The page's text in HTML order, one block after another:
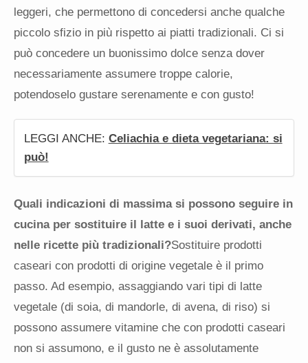
leggeri, che permettono di concedersi anche qualche
piccolo sfizio in più rispetto ai piatti tradizionali. Ci si
può concedere un buonissimo dolce senza dover
necessariamente assumere troppe calorie,
potendoselo gustare serenamente e con gusto!
LEGGI ANCHE: Celiachia e dieta vegetariana: si
può!
Quali indicazioni di massima si possono seguire in
cucina per sostituire il latte e i suoi derivati, anche
nelle ricette più tradizionali?Sostituire prodotti
caseari con prodotti di origine vegetale è il primo
passo. Ad esempio, assaggiando vari tipi di latte
vegetale (di soia, di mandorle, di avena, di riso) si
possono assumere vitamine che con prodotti caseari
non si assumono, e il gusto ne è assolutamente